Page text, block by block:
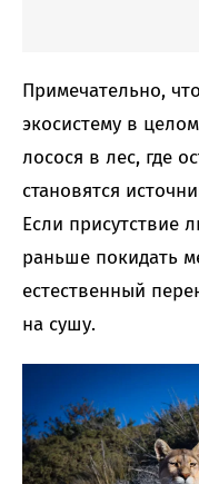
Примечательно,
экосистему в
лосося в лес, где
становятся
Если присутствие
раньше покидать
естественный
на сушу.